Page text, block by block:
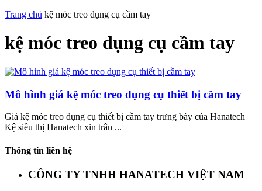
Trang chủ kệ móc treo dụng cụ cầm tay
kệ móc treo dụng cụ cầm tay
Mô hình giá kệ móc treo dụng cụ thiết bị cầm tay
Giá kệ móc treo dụng cụ thiết bị cầm tay trưng bày của Hanatech
Kệ siêu thị Hanatech xin trân ...
Thông tin liên hệ
CÔNG TY TNHH HANATECH VIỆT NAM